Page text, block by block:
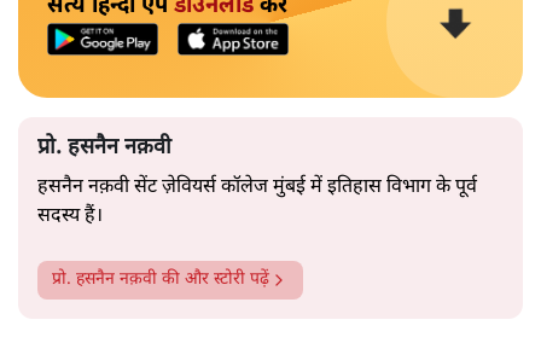
प्रो. हसनैन नक़वी
हसनैन नक़वी सेंट ज़ेवियर्स कॉलेज मुंबई मेंइतिहास विभाग के पूर्व
सदस्य हैं।
प्रो. हसनैन नक़वी की और स्टोरी पढ़ें